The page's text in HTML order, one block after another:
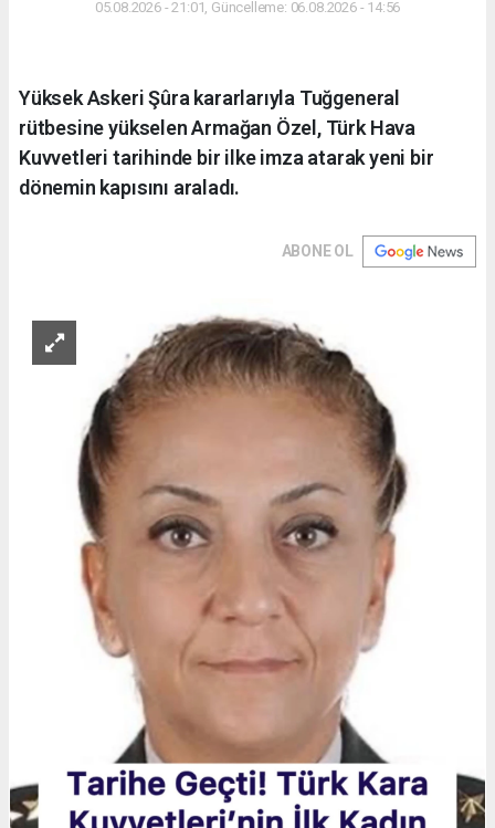
05.08.2026 - 21:01, Güncelleme: 06.08.2026 - 14:56
Yüksek Askeri Şûra kararlarıyla Tuğgeneral
rütbesine yükselen Armağan Özel, Türk Hava
Kuvvetleri tarihinde bir ilke imza atarak yeni bir
dönemin kapısını araladı.
ABONE OL